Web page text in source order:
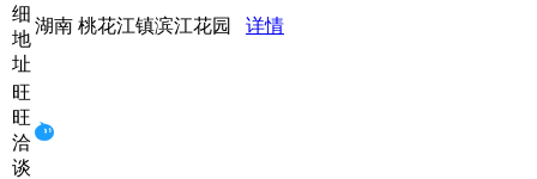
细
地
址
湖南 桃花江镇滨江花园 详情
旺
旺
洽
谈